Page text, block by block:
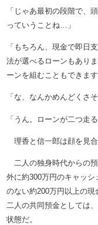
「じゃあ最初の段階で、
っていうことね…」
「もちろん、現金で即日
法が選べるローンもあり
ーンを組むこともできます
「な、なんかめんどくさ
「うん。ローンが二つ走
理香と信一郎は顔を見合
二人の独身時代からの
外に約300万円のキャッ
のない約200万円以上の現
二人の共同預金としては
状態だ。